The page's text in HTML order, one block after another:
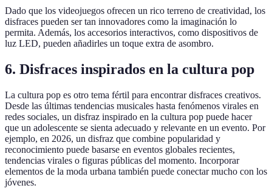
Dado que los videojuegos ofrecen un rico terreno de creatividad, los
disfraces pueden ser tan innovadores como la imaginación lo
permita. Además, los accesorios interactivos, como dispositivos de
luz LED, pueden añadirles un toque extra de asombro.
6. Disfraces inspirados en la cultura pop
La cultura pop es otro tema fértil para encontrar disfraces creativos.
Desde las últimas tendencias musicales hasta fenómenos virales en
redes sociales, un disfraz inspirado en la cultura pop puede hacer
que un adolescente se sienta adecuado y relevante en un evento. Por
ejemplo, en 2026, un disfraz que combine popularidad y
reconocimiento puede basarse en eventos globales recientes,
tendencias virales o figuras públicas del momento. Incorporar
elementos de la moda urbana también puede conectar mucho con los
jóvenes.